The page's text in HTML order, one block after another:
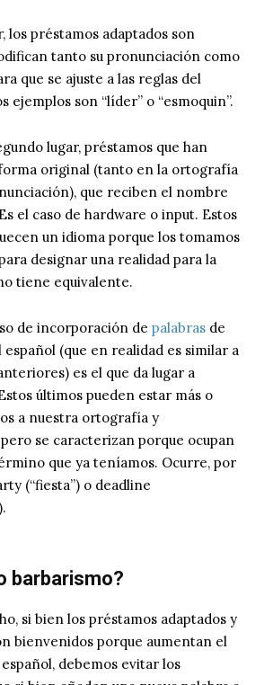
los préstamos adaptados son
tanto su pronunciación como
que se ajuste a las reglas del
ejemplos son “líder” o “esmoquin”.
lugar, préstamos que han
original (tanto en la ortografía
que reciben el nombre
el caso de hardware o input. Estos
un idioma porque los tomamos
designar una realidad para la
tiene equivalente.
de incorporación de palabras de
español (que en realidad es similar a
es el que da lugar a
últimos pueden estar más o
a nuestra ortografía y
se caracterizan porque ocupan
que ya teníamos. Ocurre, por
(“fiesta”) o deadline
barbarismo?
si bien los préstamos adaptados y
bienvenidos porque aumentan el
debemos evitar los